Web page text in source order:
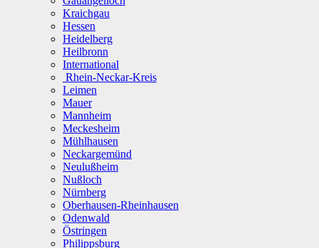
Kraichgau
Hessen
Heidelberg
Heilbronn
International
Rhein-Neckar-Kreis
Leimen
Mauer
Mannheim
Meckesheim
Mühlhausen
Neckargemünd
Neulußheim
Nußloch
Nürnberg
Oberhausen-Rheinhausen
Odenwald
Östringen
Philippsburg